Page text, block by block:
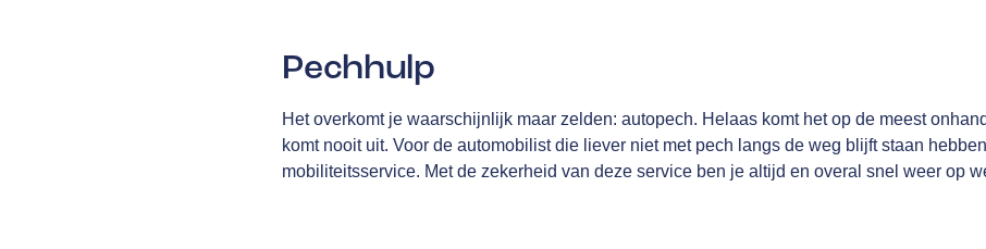
Pechhulp
Het overkomt je waarschijnlijk maar zelden: autopech. Helaas komt het op de meest
komt nooit uit. Voor de automobilist die liever niet met pech langs de weg blijft staan
mobiliteitsservice. Met de zekerheid van deze service ben je altijd en overal snel weer op